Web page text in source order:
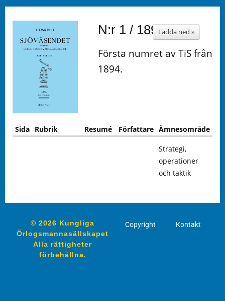
N:r 1 / 1894Ladda ned »
Första numret av TiS från
1894.
Sida Rubrik Resumé Författare Ämnesområde
Strategi,
operationer
och taktik
© 2026 Kungliga
Örlogsmannasällskapet
Alla rättigheter
förbehållna.
Copyright Kontakt